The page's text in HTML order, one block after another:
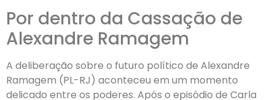
Por dentro da Cassação de
Alexandre Ramagem
A deliberação sobre o futuro político de Alexandre
Ramagem (PL-RJ) aconteceu em um momento
delicado entre os poderes. Após o episódio de Carla